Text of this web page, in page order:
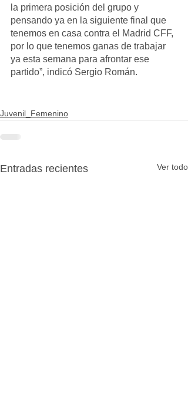
la primera posición del grupo y
pensando ya en la siguiente final que
tenemos en casa contra el Madrid CFF,
por lo que tenemos ganas de trabajar
ya esta semana para afrontar ese
partido”, indicó Sergio Román.
Juvenil_Femenino
Entradas recientes Ver todo